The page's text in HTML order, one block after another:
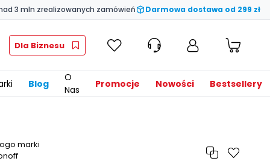
3 mln zrealizowanych zamówień Darmowa dostawa od 299 zł
Dla Biznesu
Blog
O
Nas
Promocje Nowości Bestsellery